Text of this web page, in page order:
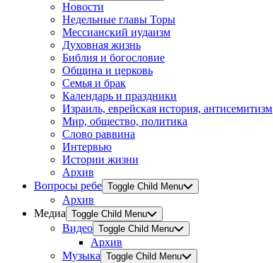
Новости
Недельные главы Торы
Мессианский иудаизм
Духовная жизнь
Библия и богословие
Община и церковь
Семья и брак
Календарь и праздники
Израиль, еврейская история, антисемитизм
Мир, общество, политика
Слово раввина
Интервью
Истории жизни
Архив
Вопросы ребе Toggle Child Menu
Архив
Медиа Toggle Child Menu
Видео Toggle Child Menu
Архив
Музыка Toggle Child Menu